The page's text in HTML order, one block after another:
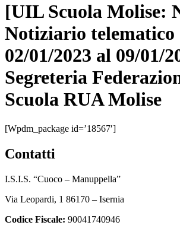
[UIL Scuola Molise: Notizie]
Notiziario telematico
02/01/2023 al 09/01/
Segreteria
Scuola RUA Molise
[wpdm_package id=’18567′]
contatti
I.S.I.S. “Cuoco – Manuppella”
Via Leopardi, 1 86170 – Isernia
Codice Fiscale: 90041740946